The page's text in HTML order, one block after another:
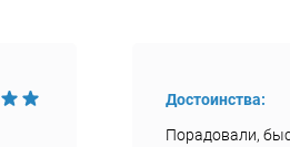
Достоинства:
Порадовали,